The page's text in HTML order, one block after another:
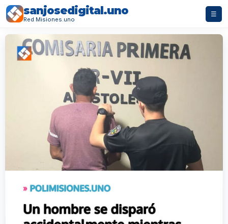
sanjosedigital.uno
Red Misiones.uno
☰